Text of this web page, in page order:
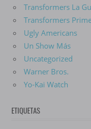
Transformers La
Transformers
Ugly Americans
Un Show Más
Uncategorized
Warner Bros.
Yo-Kai Watch
ETIQUETAS